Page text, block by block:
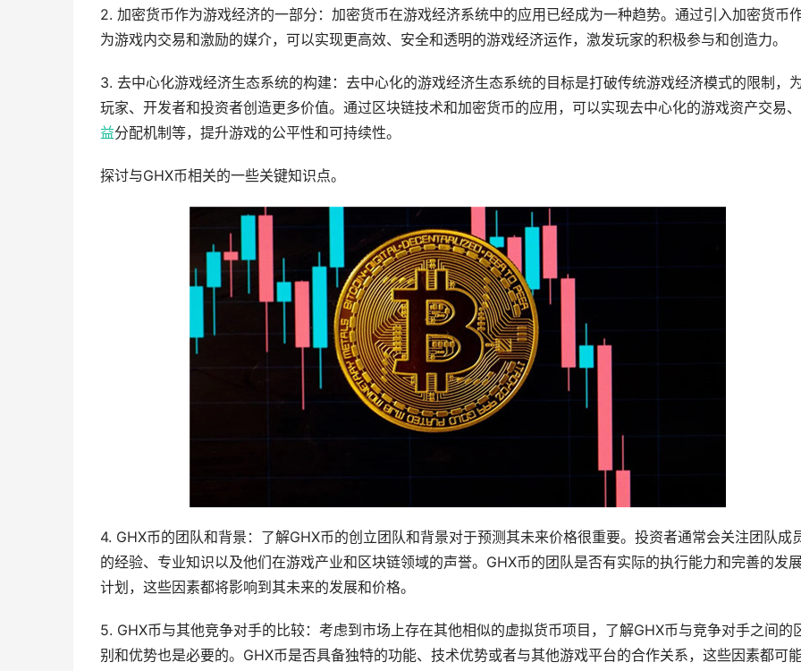
2. 加密货币作为游戏经济的一部分：加密货币在游戏经济系统中的应用已经成为一种趋势。通过引入加密货币
为游戏内交易和激励的媒介，可以实现更高效、安全和透明的游戏经济运作，激发玩家的积极参与和创造力。
3. 去中心化游戏经济生态系统的构建：去中心化的游戏经济生态系统的目标是打破传统游戏经济模式的限制，
玩家、开发者和投资者创造更多价值。通过区块链技术和加密货币的应用，可以实现去中心化的游戏资产交易、
益分配机制等，提升游戏的公平性和可持续性。
探讨与GHX币相关的一些关键知识点。
4. GHX币的团队和背景：了解GHX币的创立团队和背景对于预测其未来价格很重要。投资者通常会关注团队成
的经验、专业知识以及他们在游戏产业和区块链领域的声誉。GHX币的团队是否有实际的执行能力和完善的发
计划，这些因素都将影响到其未来的发展和价格。
5. GHX币与其他竞争对手的比较：考虑到市场上存在其他相似的虚拟货币项目，了解GHX币与竞争对手之间的
别和优势也是必要的。GHX币是否具备独特的功能、技术优势或者与其他游戏平台的合作关系，这些因素都可